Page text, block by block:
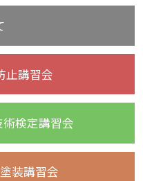
止講習会
検定講習会
装講習会